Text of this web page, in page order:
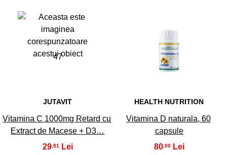
47
JUTAVIT
Vitamina C 1000mg Retard cu
Extract de Macese + D3…
29,81
48
HEALTH NUTRITION
Vitamina D naturala, 60
capsule
80,00